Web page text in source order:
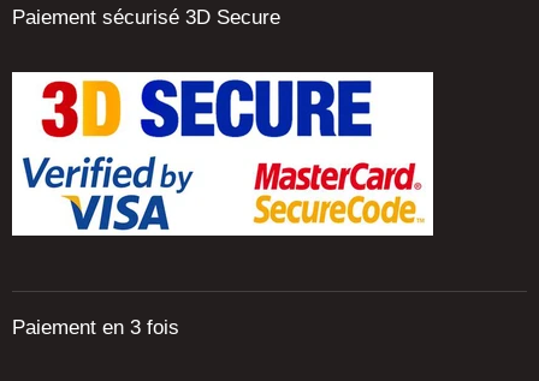
Paiement sécurisé 3D Secure
Paiement en 3 fois